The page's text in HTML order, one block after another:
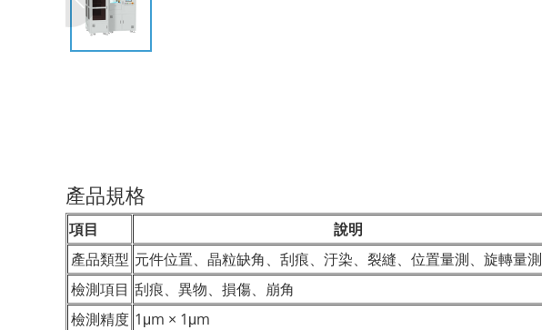
產品規格
項目
說明
產品類型 元件位置、晶粒缺角、刮痕、汙染、裂縫、位置量測、旋轉量測
檢測項目 刮痕、異物、損傷、崩角
檢測精度 1μm × 1μm